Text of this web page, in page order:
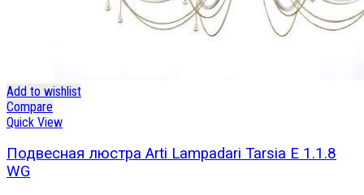
Add to wishlist
Compare
Quick View
Подвесная люстра Arti Lampadari Tarsia E 1.1.8
WG